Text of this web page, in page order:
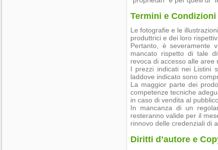
Termini e
Le fotografie e le
produttrici e dei loro
Pertanto, è severamente
mancato rispetto di tale
revoca di accesso alle
I prezzi indicati nei Listini
laddove indicato sono
La maggior parte dei
competenze tecniche
in caso di vendita al
In mancanza di un
resteranno valide per il
rinnovo delle credenziali di
Diritti d’autore e